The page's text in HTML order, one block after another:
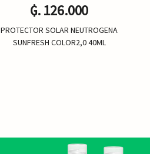
₲. 126.000
PROTECTOR SOLAR NEUTROGENA
SUNFRESH COLOR2,0 40ML